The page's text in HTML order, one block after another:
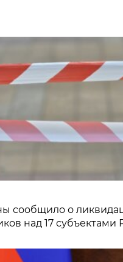
сообщило о
над 17 субъектами